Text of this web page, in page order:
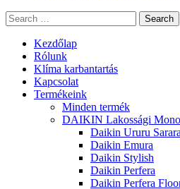
Search
Kezdőlap
Rólunk
Klíma karbantartás
Kapcsolat
Termékeink
Minden termék
DAIKIN Lakossági
Daikin Ururu Sarara
Daikin Emura
Daikin Stylish
Daikin Perfera
Daikin Perfera